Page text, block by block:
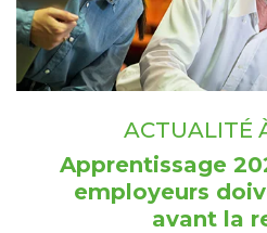
ACTUALITÉ
Apprentissage
employeurs
avant la